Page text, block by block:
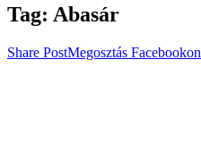
Tag: Abasár
Share PostMegosztás Facebookon